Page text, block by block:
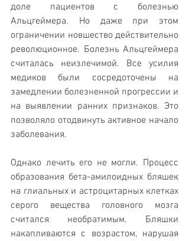
доле пациентов с болезнью
Альцгеймера. Но даже при этом
ограничении новшество действительно
революционное. Болезнь Альцгеймера
считалась неизлечимой. Все усилия
медиков были сосредоточены на
замедлении болезненной прогрессии и
на выявлении ранних признаков. Это
позволяло отодвинуть активное начало
заболевания.
Однако лечить его не могли. Процесс
образования бета-амилоидных бляшек
на глиальных и астроцитарных клетках
серого вещества головного мозга
считался необратимым. Бляшки
накапливаются с возрастом, нарушая